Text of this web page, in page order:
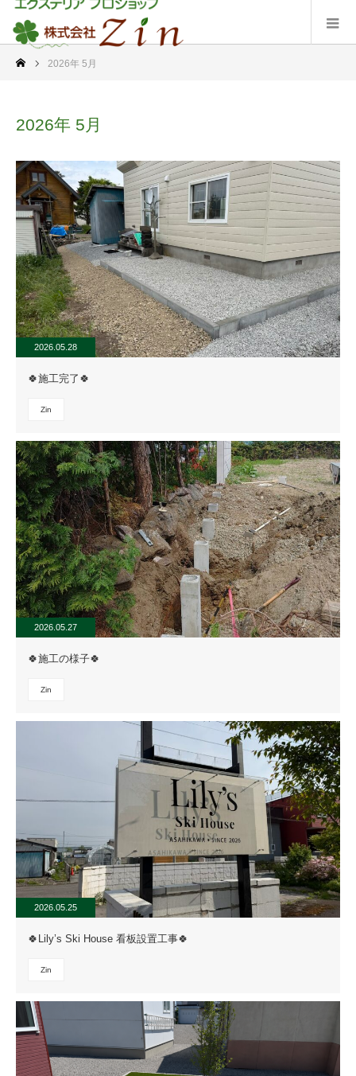
2026年 5月
2026年 5月
2026.05.28
🍀施工完了🍀
Zin
2026.05.27
🍀施工の様子🍀
Zin
2026.05.25
🍀Lily’s Ski House 看板設置工事🍀
Zin